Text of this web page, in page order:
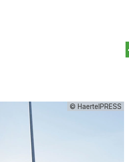
© HaertelPRESS